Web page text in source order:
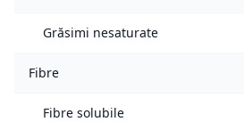
Grăsimi nesaturate
Fibre
Fibre solubile